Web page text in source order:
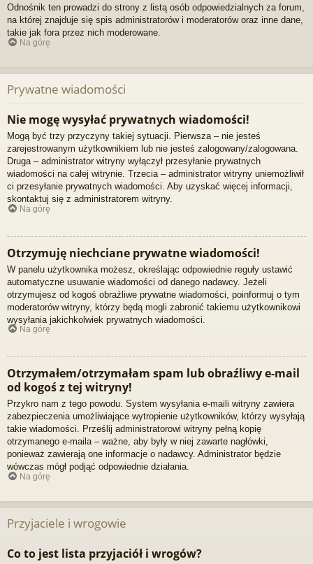
Odnośnik ten prowadzi do strony z listą osób odpowiedzialnych za forum,
na której znajduje się spis administratorów i moderatorów oraz inne dane,
takie jak fora przez nich moderowane.
Na górę
Prywatne wiadomości
Nie mogę wysyłać prywatnych wiadomości!
Mogą być trzy przyczyny takiej sytuacji. Pierwsza – nie jesteś
zarejestrowanym użytkownikiem lub nie jesteś zalogowany/zalogowana.
Druga – administrator witryny wyłączył przesyłanie prywatnych
wiadomości na całej witrynie. Trzecia – administrator witryny uniemożliwił
ci przesyłanie prywatnych wiadomości. Aby uzyskać więcej informacji,
skontaktuj się z administratorem witryny.
Na górę
Otrzymuję niechciane prywatne wiadomości!
W panelu użytkownika możesz, określając odpowiednie reguły ustawić
automatyczne usuwanie wiadomości od danego nadawcy. Jeżeli
otrzymujesz od kogoś obraźliwe prywatne wiadomości, poinformuj o tym
moderatorów witryny, którzy będą mogli zabronić takiemu użytkownikowi
wysyłania jakichkolwiek prywatnych wiadomości.
Na górę
Otrzymałem/otrzymałam spam lub obraźliwy e-mail
od kogoś z tej witryny!
Przykro nam z tego powodu. System wysyłania e-maili witryny zawiera
zabezpieczenia umożliwiające wytropienie użytkowników, którzy wysyłają
takie wiadomości. Prześlij administratorowi witryny pełną kopię
otrzymanego e-maila – ważne, aby były w niej zawarte nagłówki,
ponieważ zawierają one informacje o nadawcy. Administrator będzie
wówczas mógł podjąć odpowiednie działania.
Na górę
Przyjaciele i wrogowie
Co to jest lista przyjaciół i wrogów?